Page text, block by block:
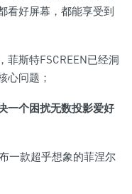
看好屏幕，都能享受到
菲斯特FSCREEN已经洞
心问题；
一个困扰无数投影爱好
一款超乎想象的菲涅尔